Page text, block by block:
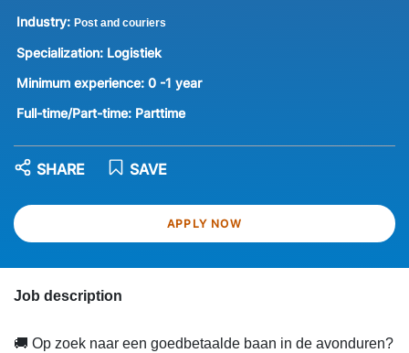
Industry: Post and couriers
Specialization: Logistiek
Minimum experience: 0 -1 year
Full-time/Part-time: Parttime
APPLY NOW
SAVE
SHARE
Job description
🚚 Op zoek naar een goedbetaalde baan in de avonduren?